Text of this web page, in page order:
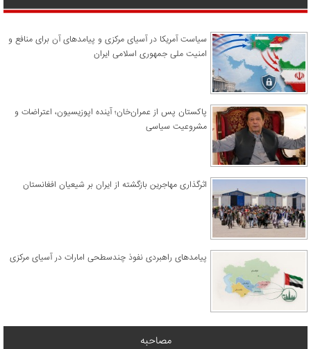
سیاست آمریکا در آسیای مرکزی و پیامدهای آن برای منافع و
امنیت ملی جمهوری اسلامی ایران
پاکستان پس از عمران‌خان؛ آینده اپوزیسیون، اعتراضات و
مشروعیت سیاسی
اثرگذاری مهاجرین بازگشته از ایران بر شیعیان افغانستان
پیامدهای راهبردی نفوذ چندسطحی امارات در آسیای مرکزی
مصاحبه